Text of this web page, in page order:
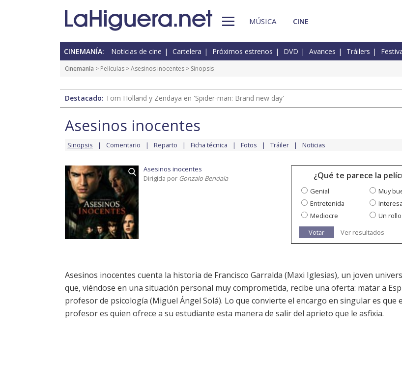
MÚSICA CINE
CINEMANÍA: Noticias de cine Cartelera Próximos estrenos DVD Avances Tráilers
Cinemanía > Películas >Asesinos inocentes > Sinopsis
Destacado: Tom Holland y Zendaya en 'Spider-man: Brand new day'
Asesinos inocentes
Sinopsis Comentario Reparto Ficha técnica Fotos Tráiler Noticias
Asesinos inocentes
Dirigida por Gonzalo Bendala ¿Qué te parece la
Genial
Muy
Entretenida
Mediocre
Un rollo
Votar
Ver resultados
Asesinos inocentes cuenta la historia de Francisco Garralda (Maxi Iglesias), un joven
que, viéndose en una situación personal muy comprometida, recibe una oferta: matar a
profesor de psicología (Miguel Ángel Solá). Lo que convierte el encargo en singular es que
profesor es quien ofrece a su estudiante esta manera de salir del aprieto que le asfixia.